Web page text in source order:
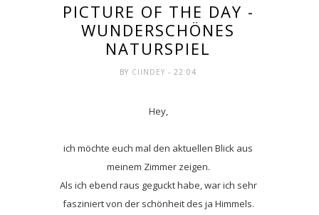
PICTURE OF THE DAY -
WUNDERSCHÖNES
NATURSPIEL
BY CIINDEY- 22:04
Hey,
ich möchte euch mal den aktuellen Blick aus
meinem Zimmer zeigen.
Als ich ebend raus geguckt habe, war ich sehr
fasziniert von der schönheit des ja Himmels.